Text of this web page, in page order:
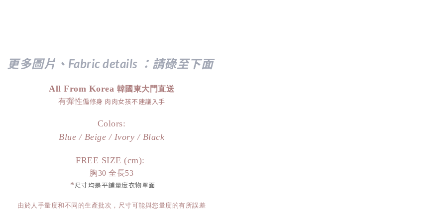
更多圖片、Fabric details ：請碌至下面
All From Korea 韓國東大門直送
有彈性偏修身 肉肉女孩不建議入手
Colors:
Blue / Beige / Ivory / Black
FREE SIZE (cm):
胸30 全長53
*尺寸均是平鋪量度衣物單面
由於人手量度和不同的生產批次，尺寸可能與您量度的有所誤差